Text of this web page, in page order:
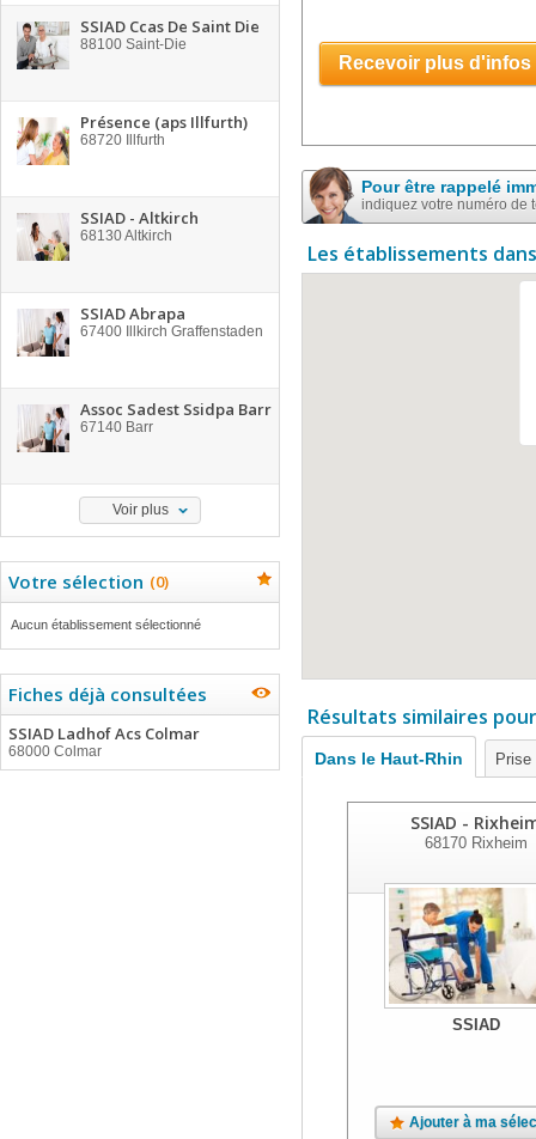
SSIAD Ccas De Saint Die
88100 Saint-Die
Présence (aps Illfurth)
68720 Illfurth
SSIAD - Altkirch
68130Altkirch
SSIAD Abrapa
67400 Illkirch Graffenstaden
Assoc Sadest Ssidpa Barr
67140 Barr
Voir plus
Votre sélection (0)
Aucun établissement sélectionné
Fiches déjà consultées
SSIAD Ladhof Acs Colmar
68000 Colmar
Recevoir plus d'infos
Pour être rappelé
indiquez votre numéro de
Les établissements
Résultats similaires
Dans le Haut-Rhin
SSIAD -
68170Rixheim
SSIAD
Ajouter à ma